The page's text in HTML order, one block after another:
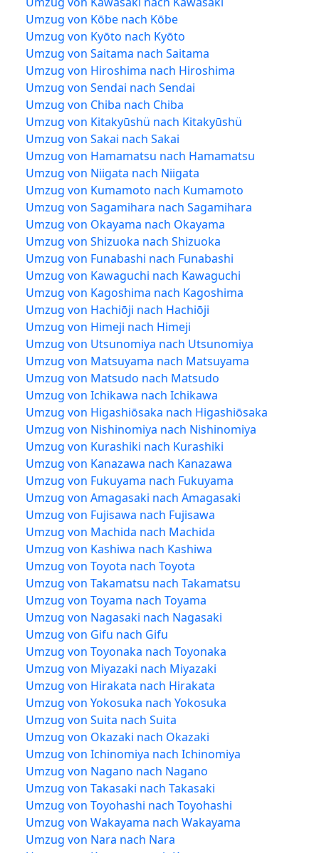
Umzug von Kōbe nach Kōbe
Umzug von Kyōto nach Kyōto
Umzug von Saitama nach Saitama
Umzug von Hiroshima nach Hiroshima
Umzug von Sendai nach Sendai
Umzug von Chiba nach Chiba
Umzug von Kitakyūshü nach Kitakyūshü
Umzug von Sakai nach Sakai
Umzug von Hamamatsu nach Hamamatsu
Umzug von Niigata nach Niigata
Umzug von Kumamoto nach Kumamoto
Umzug von Sagamihara nach Sagamihara
Umzug von Okayama nach Okayama
Umzug von Shizuoka nach Shizuoka
Umzug von Funabashi nach Funabashi
Umzug von Kawaguchi nach Kawaguchi
Umzug von Kagoshima nach Kagoshima
Umzug von Hachiōji nach Hachiōji
Umzug von Himeji nach Himeji
Umzug von Utsunomiya nach Utsunomiya
Umzug von Matsuyama nach Matsuyama
Umzug von Matsudo nach Matsudo
Umzug von Ichikawa nach Ichikawa
Umzug von Higashiōsaka nach Higashiōsaka
Umzug von Nishinomiya nach Nishinomiya
Umzug von Kurashiki nach Kurashiki
Umzug von Kanazawa nach Kanazawa
Umzug von Fukuyama nach Fukuyama
Umzug von Amagasaki nach Amagasaki
Umzug von Fujisawa nach Fujisawa
Umzug von Machida nach Machida
Umzug von Kashiwa nach Kashiwa
Umzug von Toyota nach Toyota
Umzug von Takamatsu nach Takamatsu
Umzug von Toyama nach Toyama
Umzug von Nagasaki nach Nagasaki
Umzug von Gifu nach Gifu
Umzug von Toyonaka nach Toyonaka
Umzug von Miyazaki nach Miyazaki
Umzug von Hirakata nach Hirakata
Umzug von Yokosuka nach Yokosuka
Umzug von Suita nach Suita
Umzug von Okazaki nach Okazaki
Umzug von Ichinomiya nach Ichinomiya
Umzug von Nagano nach Nagano
Umzug von Takasaki nach Takasaki
Umzug von Toyohashi nach Toyohashi
Umzug von Wakayama nach Wakayama
Umzug von Nara nach Nara